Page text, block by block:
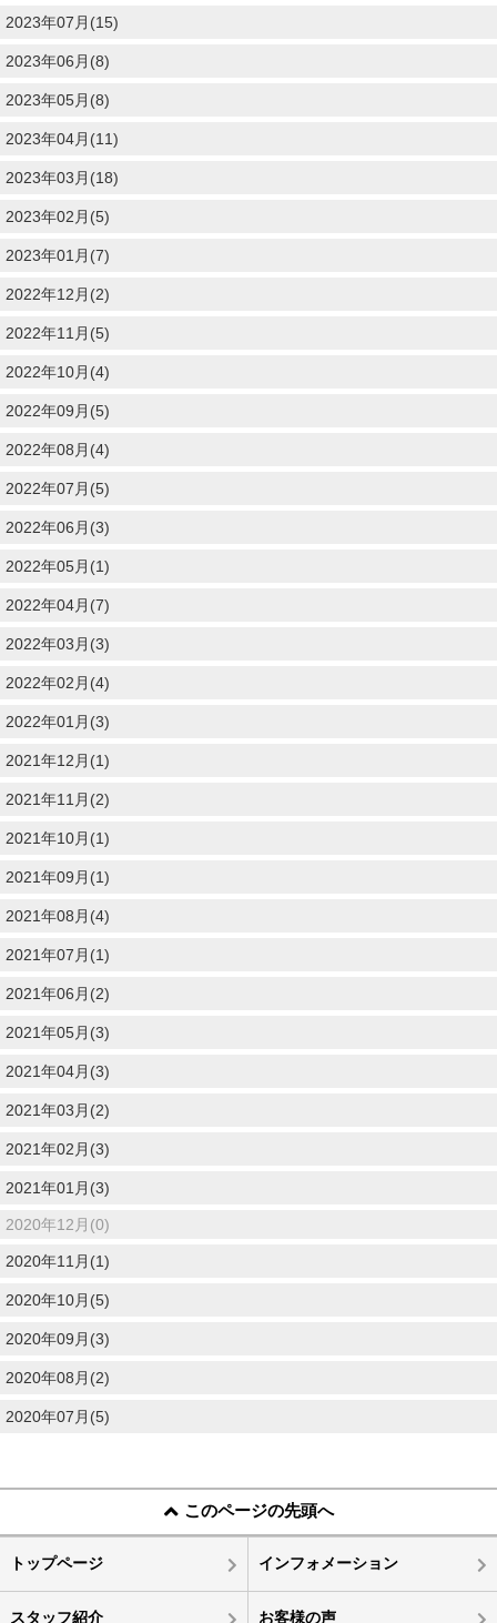
2023年07月(15)
2023年06月(8)
2023年05月(8)
2023年04月(11)
2023年03月(18)
2023年02月(5)
2023年01月(7)
2022年12月(2)
2022年11月(5)
2022年10月(4)
2022年09月(5)
2022年08月(4)
2022年07月(5)
2022年06月(3)
2022年05月(1)
2022年04月(7)
2022年03月(3)
2022年02月(4)
2022年01月(3)
2021年12月(1)
2021年11月(2)
2021年10月(1)
2021年09月(1)
2021年08月(4)
2021年07月(1)
2021年06月(2)
2021年05月(3)
2021年04月(3)
2021年03月(2)
2021年02月(3)
2021年01月(3)
2020年12月(0)
2020年11月(1)
2020年10月(5)
2020年09月(3)
2020年08月(2)
2020年07月(5)
このページの先頭へ
トップページ インフォメーション
スタッフ紹介 お客様の声